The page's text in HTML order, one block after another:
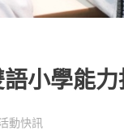
小學能
動快訊